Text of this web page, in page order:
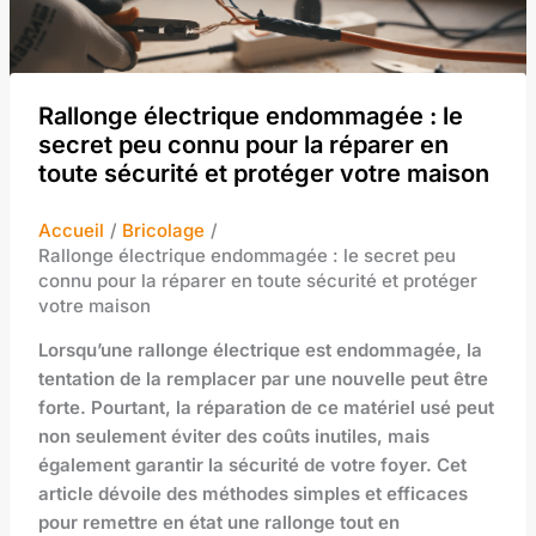
Rallonge électrique endommagée : le
secret peu connu pour la réparer en
toute sécurité et protéger votre maison
Accueil
Bricolage
Rallonge électrique endommagée : le secret peu
connu pour la réparer en toute sécurité et protéger
votre maison
Lorsqu’une rallonge électrique est endommagée, la
tentation de la remplacer par une nouvelle peut être
forte. Pourtant, la réparation de ce matériel usé peut
non seulement éviter des coûts inutiles, mais
également garantir la sécurité de votre foyer. Cet
article dévoile des méthodes simples et efficaces
pour remettre en état une rallonge tout en